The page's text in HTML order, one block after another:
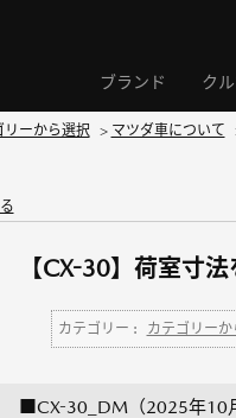
ブランド ク
リーから選択 > マツダ車について
【CX-30】荷室寸
カテゴリー : カテゴリーか
■CX-30_DM（2025年10